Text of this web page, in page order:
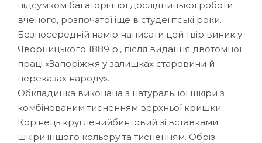
підсумком багаторічної дослідницької роботи
вченого, розпочатої іще в студентські роки.
Безпосередній намір написати цей твір виник у
Яворницького 1889 р., після видання двотомної
праці «Запоріжжя у залишках старовини й
переказах народу».
Обкладинка виконана з натуральної шкіри з
комбінованим тисненням верхньої кришки;
Корінець кругленийбинтовий зі вставками
шкіри іншого кольору та тисненням. Обріз